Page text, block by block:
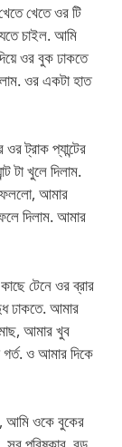
খেতে ওর টি
চাইল. আমি
ওর বুক ঢাকতে
ওর একটা হাত
ট্রাক প্যান্টের
টা খুলে দিলাম.
ফেললো, আমার
দিলাম. আমার
টেনে ওর ব্রার
ঢাকতে. আমার
আমার খুব
ও আমার দিকে
আমি ওকে বুকের